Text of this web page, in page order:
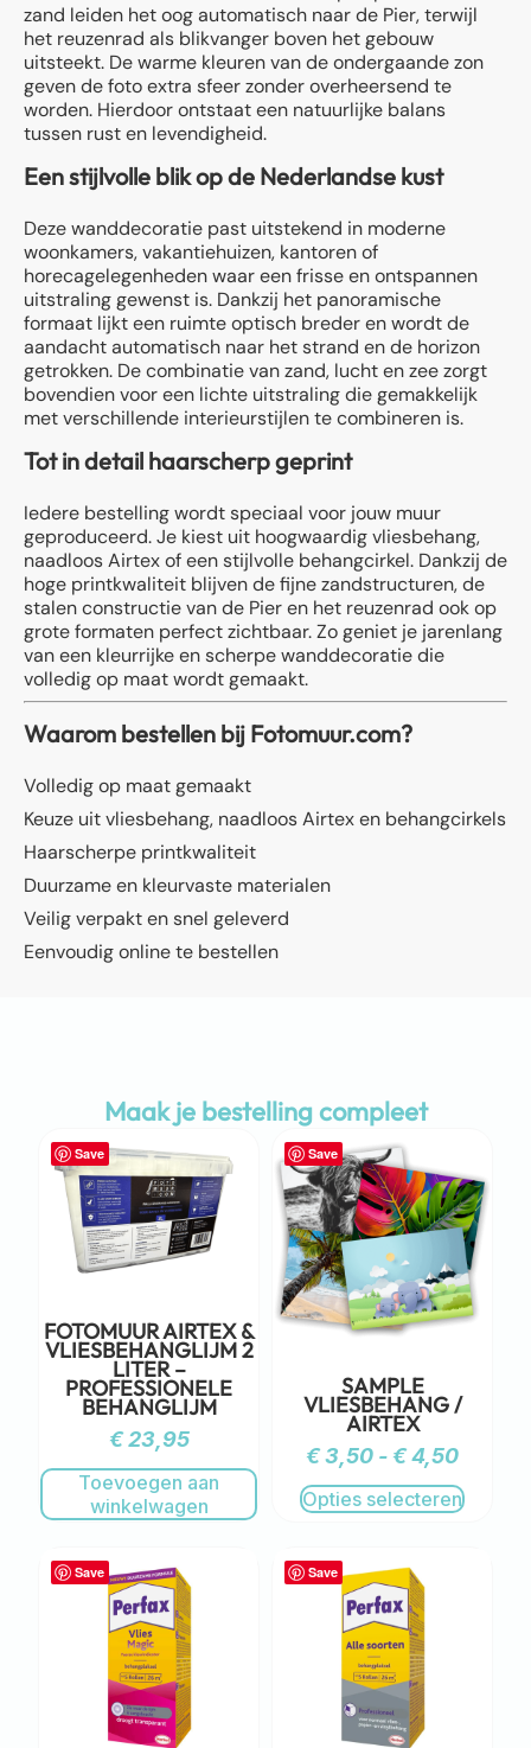
zand leiden het oog automatisch naar de Pier, terwijl
het reuzenrad als blikvanger boven het gebouw
uitsteekt. De warme kleuren van de ondergaande zon
geven de foto extra sfeer zonder overheersend te
worden. Hierdoor ontstaat een natuurlijke balans
tussen rust en levendigheid.
Een stijlvolle blik op de Nederlandse kust
Deze wanddecoratie past uitstekend in moderne
woonkamers, vakantiehuizen, kantoren of
horecagelegenheden waar een frisse en ontspannen
uitstraling gewenst is. Dankzij het panoramische
formaat lijkt een ruimte optisch breder en wordt de
aandacht automatisch naar het strand en de horizon
getrokken. De combinatie van zand, lucht en zee zorgt
bovendien voor een lichte uitstraling die gemakkelijk
met verschillende interieurstijlen te combineren is.
Tot in detail haarscherp geprint
Iedere bestelling wordt speciaal voor jouw muur
geproduceerd. Je kiest uit hoogwaardig vliesbehang,
naadloos Airtex of een stijlvolle behangcirkel. Dankzij de
hoge printkwaliteit blijven de fijne zandstructuren, de
stalen constructie van de Pier en het reuzenrad ook op
grote formaten perfect zichtbaar. Zo geniet je jarenlang
van een kleurrijke en scherpe wanddecoratie die
volledig op maat wordt gemaakt.
Waarom bestellen bij Fotomuur.com?
Volledig op maat gemaakt
Keuze uit vliesbehang, naadloos Airtex en behangcirkels
Haarscherpe printkwaliteit
Duurzame en kleurvaste materialen
Veilig verpakt en snel geleverd
Eenvoudig online te bestellen
Maak je bestelling compleet
Save
FOTOMUUR AIRTEX &
VLIESBEHANGLIJM 2
LITER –
PROFESSIONELE
BEHANGLIJM
€23,95
Toevoegen aan
winkelwagen
Save
SAMPLE
VLIESBEHANG /
AIRTEX
€3,50 - €4,50
Opties selecteren
Save Save